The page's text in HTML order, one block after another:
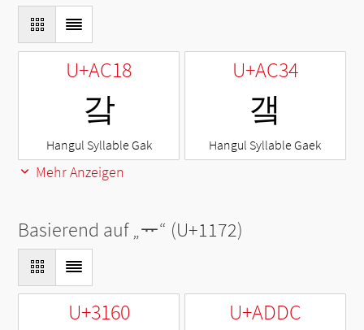
U+AC18
갘
Hangul Syllable Gak
U+AC34
갴
Hangul Syllable Gaek
Mehr Anzeigen
Basierend auf „ᅲ“ (U+1172)
U+3160 U+ADDC